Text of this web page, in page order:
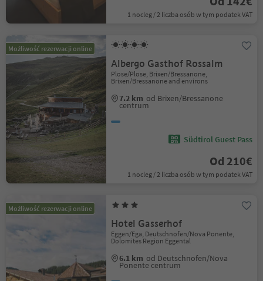
1 nocleg / 2 liczba osób w tym podatek VAT
Możliwość rezerwacji online
Albergo Gasthof Rossalm
Plose/Plose, Brixen/Bressanone,
Brixen/Bressanone and environs
7.2 km od Brixen/Bressanone
centrum
Südtirol Guest Pass
Od 210€
1 nocleg / 2 liczba osób w tym podatek VAT
Możliwość rezerwacji online
Hotel Gasserhof
Eggen/Ega, Deutschnofen/Nova Ponente,
Dolomites Region Eggental
6.1 km od Deutschnofen/Nova
Ponente centrum